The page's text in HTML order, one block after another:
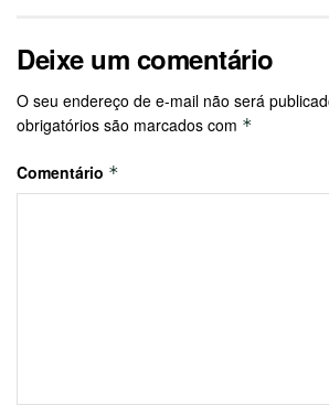
Deixe um comentário
O seu endereço de e-mail não será
obrigatórios são marcados com *
Comentário *